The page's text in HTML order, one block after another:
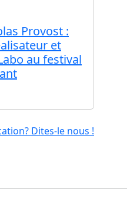
Provost :
et
au festival
Dites-le nous !